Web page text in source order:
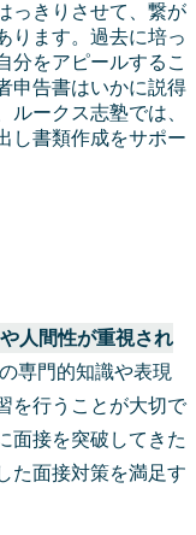
っきりさせて、繋が
ります。過去に培っ
分をアピールするこ
申告書はいかに説得
ークス志塾では、
し書類作成をサポー
人間性が重視され
専門的知識や表現
を行うことが大切で
面接を突破してきた
た面接対策を満足す